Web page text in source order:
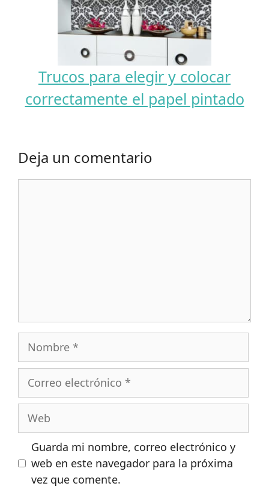
Trucos para elegir y colocar
correctamente el papel pintado
Deja un comentario
Nombre
electrónico
Guarda mi nombre, correo electrónico y
web en este navegador para la próxima
vez que comente.